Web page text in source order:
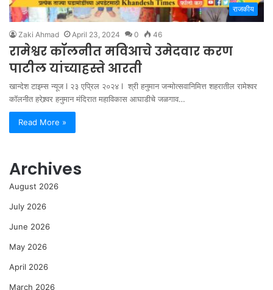
राजकीय
Zaki Ahmad April 23, 2024 0 46
रामेश्वर कॉलनीत मविआचे उमेदवार करण
पाटील यांच्याहस्ते आरती
खान्देश टाइम्स न्यूज l २३ एप्रिल २०२४ l श्री हनुमान जन्मोत्सवानिमित्त शहरातील रामेश्वर
कॉलनीत हरेश्र्वर हनुमान मंदिरात महाविकास आघाडीचे जळगाव…
Read More »
Archives
August 2026
July 2026
June 2026
May 2026
April 2026
March 2026